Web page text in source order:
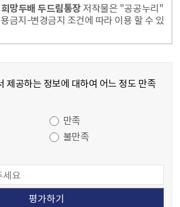
희망두배 두드림통장저작물은 "공공누리"
금지-변경금지 조건에 따라 이용 할 수 있
제공하는 정보에 대하여 어느 정도 만족
만족
불만족